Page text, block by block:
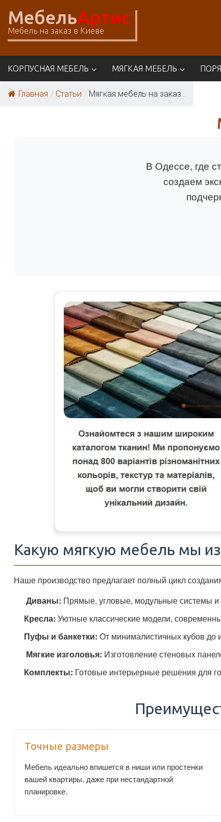
content
МебельАртис
Мебель на заказ в Киеве
КОРПУСНАЯ МЕБЕЛЬ МЯГКАЯ МЕБЕЛЬ
Главная / Статьи / Мягкая мебель на заказ...
В Одессе, где
создаем
Какую мягкую мебель мы
Наше производство предлагает полный цикл
Диваны: Прямые, угловые, модульные системы
Кресла: Уютные классические модели,
Пуфы и банкетки: От минималистичных кубов до
Мягкие изголовья: Изготовление стеновых
Комплекты: Готовые интерьерные решения для
Точные размеры
Мебель идеально впишется в ниши или простенки
вашей квартиры, даже при нестандартной
планировке.